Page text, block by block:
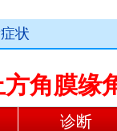
状
方角膜缘
诊断